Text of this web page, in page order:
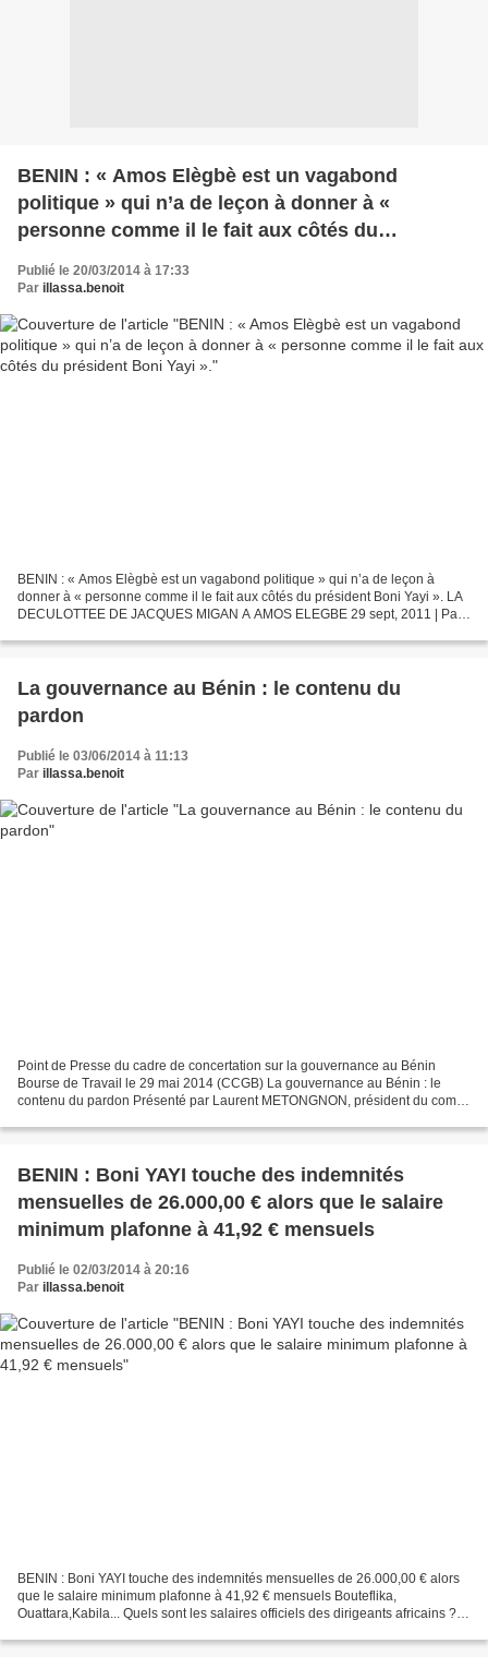
BENIN : « Amos Elègbè est un vagabond
politique » qui n’a de leçon à donner à «
personne comme il le fait aux côtés du
Publié le 20/03/2014 à 17:33
Par illassa.benoit
BENIN : « Amos Elègbè est un vagabond politique » qui n’a de leçon à
donner à « personne comme il le fait aux côtés du président Boni Yayi ». LA
DECULOTTEE DE JACQUES MIGAN A AMOS ELEGBE 29 sept, 2011 | Par
La gouvernance au Bénin : le contenu du
pardon
Publié le 03/06/2014 à 11:13
Par illassa.benoit
Point de Presse du cadre de concertation sur la gouvernance au Bénin
Bourse de Travail le 29 mai 2014 (CCGB) La gouvernance au Bénin : le
contenu du pardon Présenté par Laurent METONGNON, président du comité
BENIN : Boni YAYI touche des indemnités
mensuelles de 26.000,00 € alors que le salaire
minimum plafonne à 41,92 € mensuels
Publié le 02/03/2014 à 20:16
Par illassa.benoit
BENIN : Boni YAYI touche des indemnités mensuelles de 26.000,00 € alors
que le salaire minimum plafonne à 41,92 € mensuels Bouteflika,
Ouattara,Kabila... Quels sont les salaires officiels des dirigeants africains ?